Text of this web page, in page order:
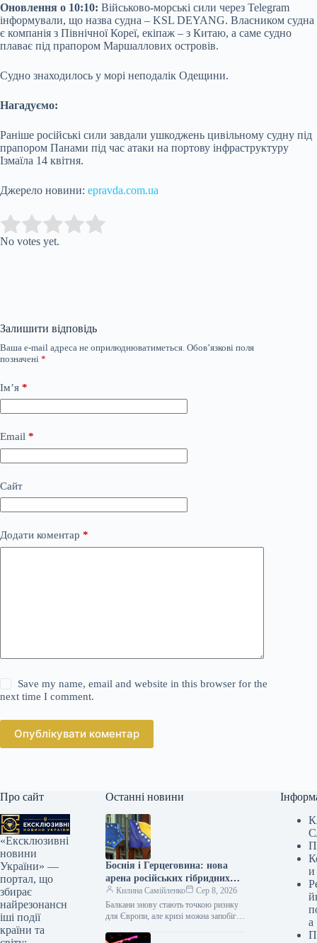
Оновлення о 10:10: Військово-морські сили через Telegram
інформували, що назва судна – KSL DEYANG. Власником судна
є компанія з Північної Кореї, екіпаж – з Китаю, а саме судно
плаває під прапором Маршаллових островів.
Судно знаходилось у морі неподалік Одещини.
Нагадуємо:
Раніше російські сили завдали ушкоджень цивільному судну під
прапором Панами під час атаки на портову інфраструктуру
Ізмаїла 14 квітня.
Джерело новини: epravda.com.ua
Rate this item:
No votes yet.
Залишити відповідь
Ваша e-mail адреса не оприлюднюватиметься. Обов’язкові поля
позначені *
Ім’я *
Email *
Сайт
Додати коментар *
Save my name, email and website in this browser for the
next time I comment.
Опублікувати коментар
Про сайт
«Ексклюзивні
новини
України» —
портал, що
збирає
найрезонансн
іші події
країни та
Останні новини
Боснія і Герцеговина: нова
арена російських гібридних
загроз?
Килина Самійленко
Сер 8, 2026
Балкани знову стають точкою ризику
для Європи, але кризі можна запобігти
Росії проти України,…
и
а